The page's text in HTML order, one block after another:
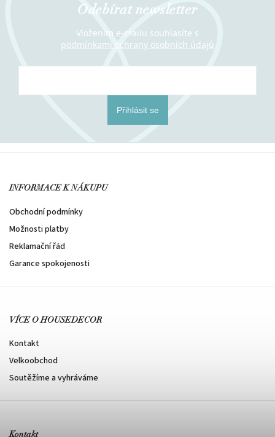
Odebírat newsletter
Vložením e-mailu souhlasíte s
podmínkami ochrany osobních údajů
Přihlásit se
INFORMACE K NÁKUPU
Obchodní podmínky
Možnosti platby
Reklamační řád
Garance spokojenosti
VÍCE O HOUSEDECOR
Kontakt
Velkoobchod
Soutěžíme a vyhráváme
Kontakt